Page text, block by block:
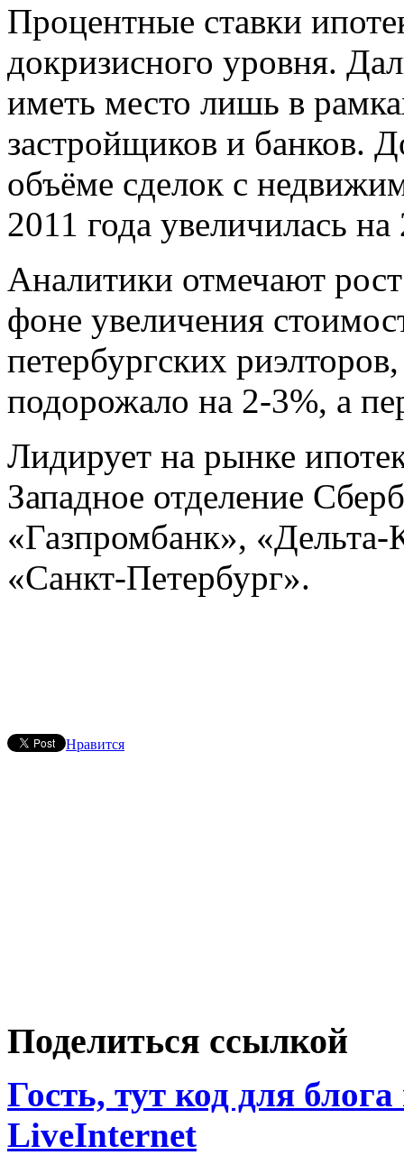
Процентные ставки
докризисного уровня.
иметь место лишь в
застройщиков и банков.
объёме сделок с
2011 года увеличилась
Аналитики отмечают
фоне увеличения
петербургских
подорожало на 2-3%, а
Лидирует на рынке
Западное отделение
«Газпромбанк»,
«Санкт-Петербург».
Нравится
Поделиться ссылкой
Гость, тут код для
LiveInternet